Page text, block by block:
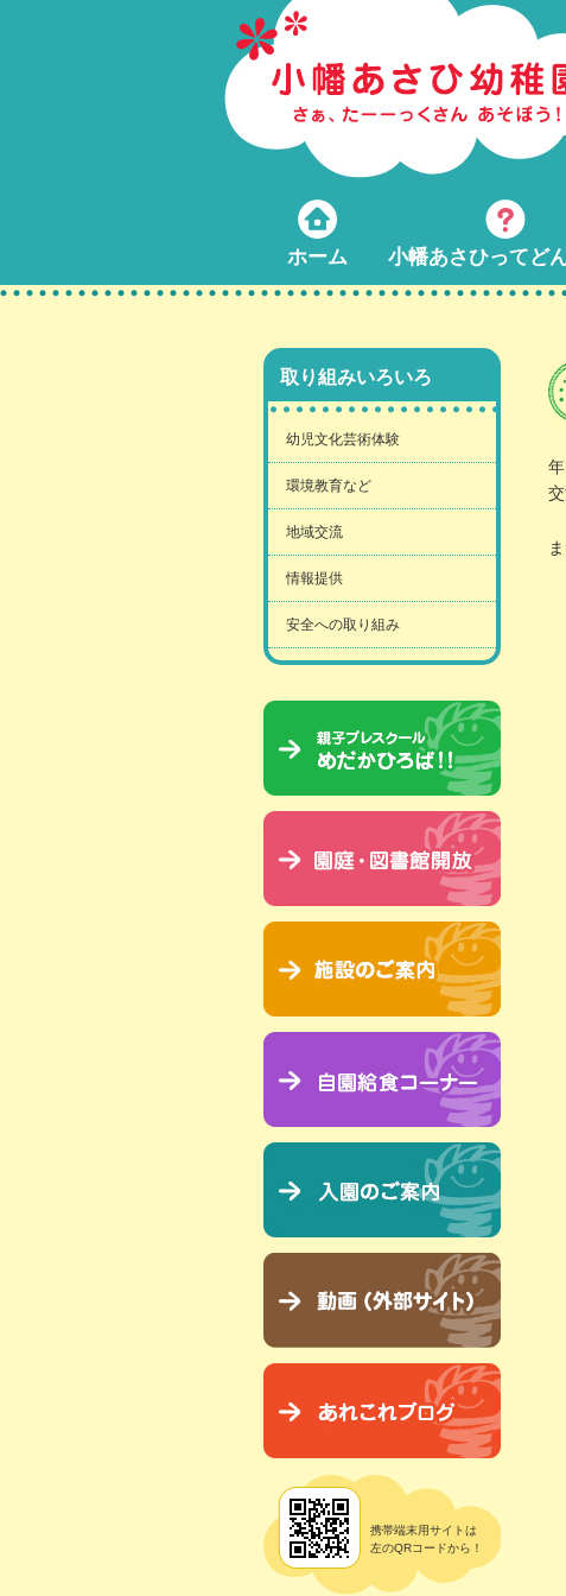
ホーム 小幡あさひってど
取り組みいろいろ
幼児文化芸術体験
環境教育など
地域交流
情報提供
安全への取り組み
携帯端末用サイトは
左のQRコードから！